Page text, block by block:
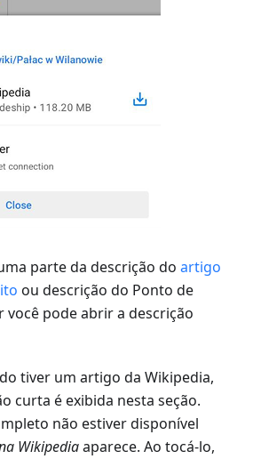
parte da descrição do artigo
ou descrição do Ponto de
você pode abrir a descrição
tiver um artigo da Wikipedia,
curta é exibida nesta seção.
não estiver disponível
Wikipediaaparece. Ao tocá-lo,